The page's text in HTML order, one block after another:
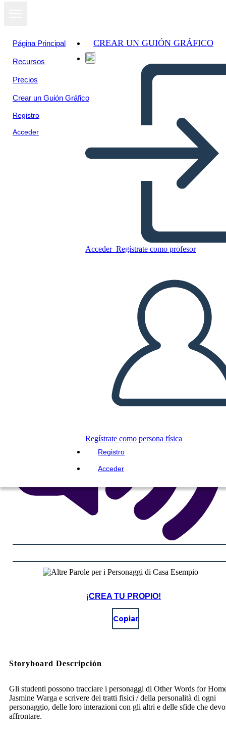
Página Principal
Recursos
Precios
Crear un Guión Gráfico
Registro
Acceder
CREAR UN GUIÓN GRÁFICO
Acceder Regístrate como profesor
Regístrate como persona física
Registro
Acceder
Altre Parole per i Personaggi
di Casa Esempio
Copie este guión gráfico
CREAR UN GUIÓN GRÁFICO
JUEGO DE DIAPOSITIVAS
LEERME
¡CREA TU PROPIO!
Copiar
Storyboard Descripción
Gli studenti possono tracciare i personaggi di Other Words for
Jasmine Warga e scrivere dei tratti fisici / della personalità di ogni
personaggio, delle loro interazioni con gli altri e delle sfide che
affrontare.